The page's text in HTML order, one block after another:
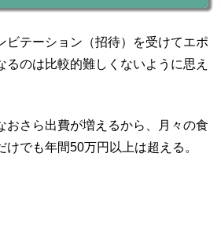
ビテーション（招待）を受けてエポ
るのは比較的難しくないように思え
おさら出費が増えるから、月々の食
でも年間50万円以上は超える。